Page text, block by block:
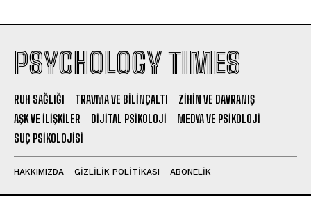
PSYCHOLOGY TIMES
RUH SAĞLIĞI TRAVMA VE BILINÇALTI
ZIHIN VE DAVRANIŞ
AŞK VE İLIŞKILER
DIJITAL PSIKOLOJI
MEDYA VE PSIKOLOJI
SUÇ PSIKOLOJISI
HAKKIMIZDA GIZLILIK POLITIKASI ABONELIK